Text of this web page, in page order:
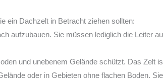
ein Dachzelt in Betracht ziehen sollten:
aufzubauen. Sie müssen lediglich die Leiter
und unebenem Gelände schützt. Das Zelt
oder in Gebieten ohne flachen Boden.